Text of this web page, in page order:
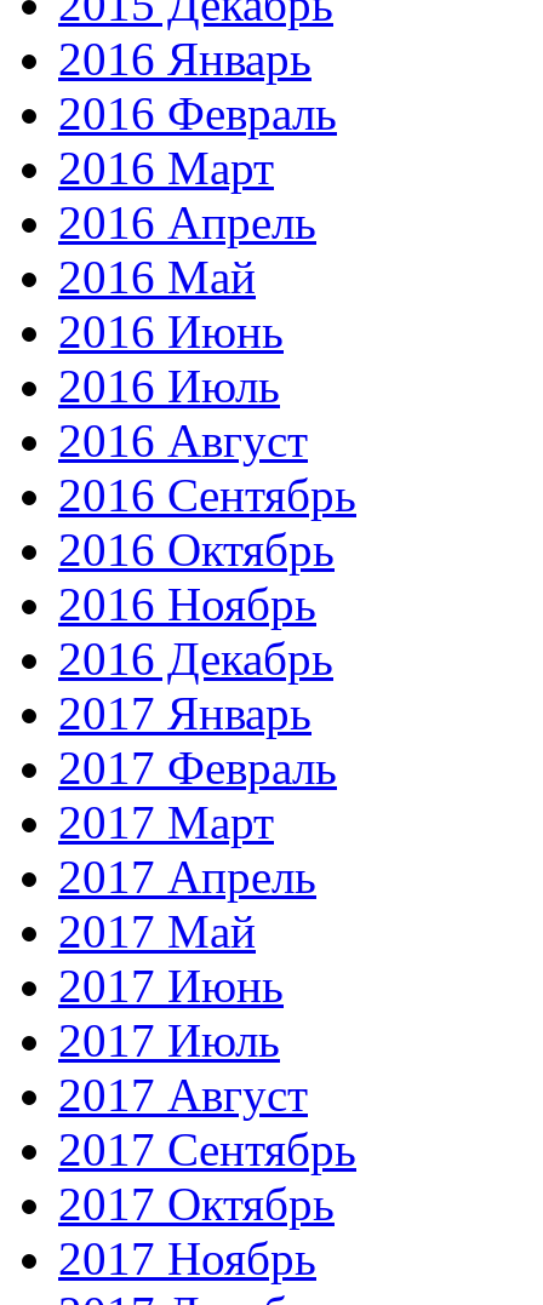
2016 Январь
2016 Февраль
2016 Март
2016 Апрель
2016 Май
2016 Июнь
2016 Июль
2016 Август
2016 Сентябрь
2016 Октябрь
2016 Ноябрь
2016 Декабрь
2017 Январь
2017 Февраль
2017 Март
2017 Апрель
2017 Май
2017 Июнь
2017 Июль
2017 Август
2017 Сентябрь
2017 Октябрь
2017 Ноябрь